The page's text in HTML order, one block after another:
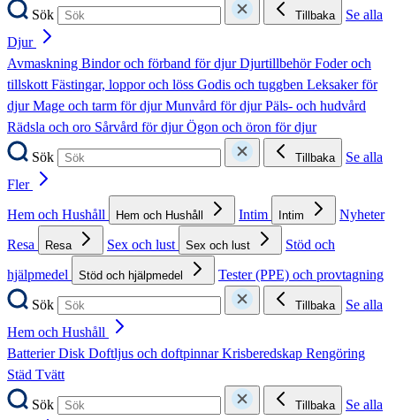
Sök
Tillbaka
Se alla
Djur
Avmaskning Bindor och förband för djurDjurtillbehörFoder och
tillskottFästingar, loppor och löss Godis och tuggben Leksaker för
djurMage och tarm för djurMunvård för djurPäls- och hudvård
Rädsla och oro Sårvård för djurÖgon och öron för djur
Sök
Tillbaka
Se alla
Fler
Hem och Hushåll
Hem och Hushåll Intim Intim
Nyheter
Resa
Resa Sex och lust Sex och lust
Stöd och
hjälpmedel
Stöd och hjälpmedel
Tester (PPE) och provtagning
Sök
Tillbaka
Se alla
Hem och Hushåll
BatterierDisk Doftljus och doftpinnarKrisberedskap Rengöring
Städ Tvätt
Sök
Tillbaka
Se alla